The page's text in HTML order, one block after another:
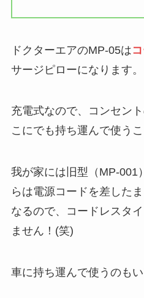
ドクターエアのMP-05は
サージピローになります。
充電式なので、コンセン
こにでも持ち運んで使う
我が家には旧型（MP-001
らは電源コードを差した
なるので、コードレスタ
ません！(笑)
車に持ち運んで使うのも